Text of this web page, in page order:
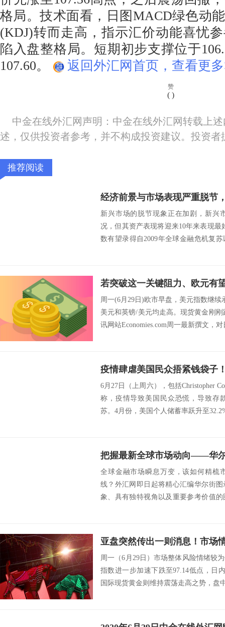
格局。技术面看，日图MACD绿色动
(KDJ)转而走高，指示汇价动能喜忧
陷入盘整格局。短期初步支撑位于
107.60。
返回外汇网首页，查看更
赞
( )
中金在线外汇网声明：中金在线外汇网转载上
述，仅供投资者参考，并不构成投资建议。投资
推荐阅读
经济前景与市场表现严重脱节
新兴市场的脱节现象正在加剧，新兴
况，但其资产表现将迎来10年来表现最
数有望录得自2009年全球金融危机复
周一(6月29日)欧市早盘，美元指数继续
美元和英镑/美元均走高。现货黄金刚
讯网站Economies.com周一最新撰文，
6月27日（上周六），包括Christopher
称，疫情导致美国民众恐慌，导致存
苏。4月份，美国个人储蓄率跃升至
把握最新全球市场动向——华
全球金融市场瞬息万变，该如何精梳
线？外汇网即日起将精心汇编华尔街
象、具有独特视角以及重要参考价值
周一（6月29日）市场整体风险情绪较
指数进一步加速下跌至97.14低点，日
国际现货黄金则维持震荡走高之势，盘